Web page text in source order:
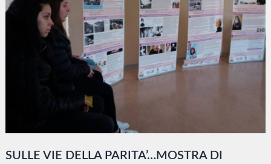
SULLE VIE DELLA PARITA’…MOSTRA DI